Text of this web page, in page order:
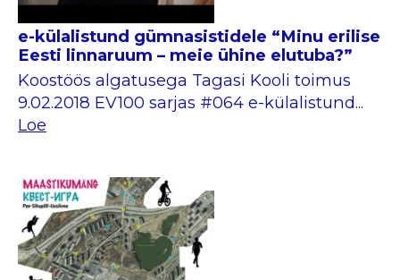
e-külalistund gümnasistidele “Minu erilise
Eesti linnaruum – meie ühine elutuba?”
Koostöös algatusega Tagasi Kooli toimus
9.02.2018 EV100 sarjas #064 e-külalistund...
Loe